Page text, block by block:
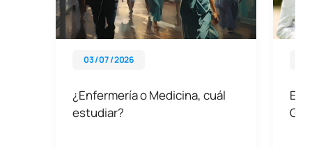
03 / 07 / 2026
¿Enfermería o Medicina, cuál
estudiar?